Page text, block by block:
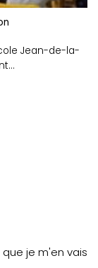
Jean-de-la-